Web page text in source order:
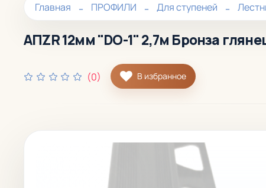
Главная ПРОФИЛИ Для ступеней
АПZR 12мм "DO-1" 2,7м Бронза
(0) В избранное